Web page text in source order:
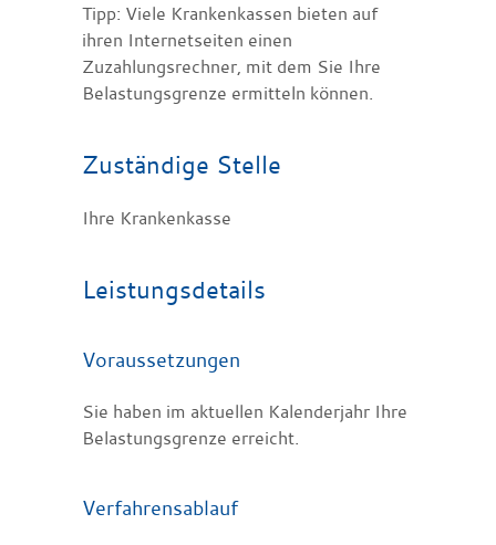
Tipp: Viele Krankenkassen bieten auf
ihren Internetseiten einen
Zuzahlungsrechner, mit dem Sie Ihre
Belastungsgrenze ermitteln können.
Zuständige Stelle
Ihre Krankenkasse
Leistungsdetails
Voraussetzungen
Sie haben im aktuellen Kalenderjahr Ihre
Belastungsgrenze erreicht.
Verfahrensablauf